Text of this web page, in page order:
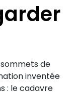
de
inventée
: le cadavre